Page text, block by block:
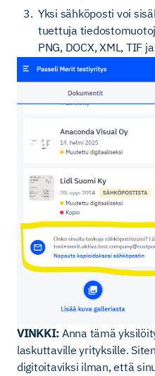
Yksi sähköposti voi
tuettuja
PNG, DOCX, XML, TIF
VINKKI: Anna tämä
laskuttaville yrityksille.
digitoitaviksi ilman, että